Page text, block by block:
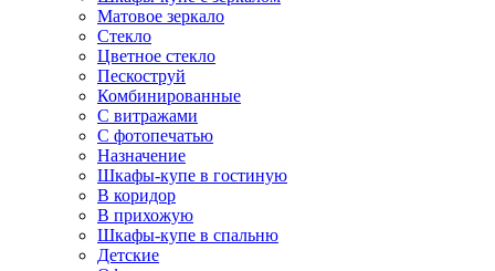
Матовое зеркало
Стекло
Цветное стекло
Пескоструй
Комбинированные
С витражами
С фотопечатью
Назначение
Шкафы-купе в гостиную
В коридор
В прихожую
Шкафы-купе в спальню
Детские